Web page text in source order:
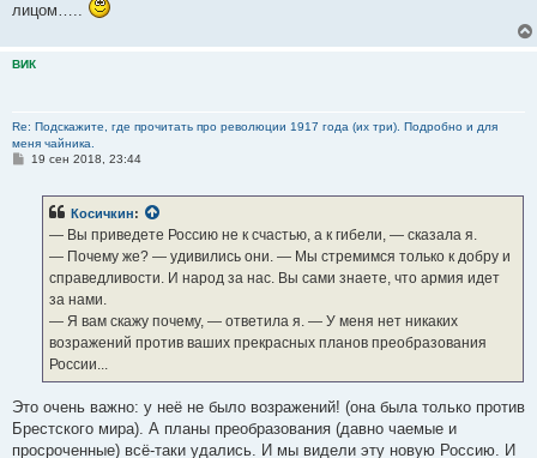
лицом…..
ВИК
Re: Подскажите, где прочитать про революции 1917 года (их три). Подробно и для
меня чайника.
С19 сен 2018, 23:44
Косичкин:
— Вы приведете Россию не к счастью, а к гибели, — сказала я.
— Почему же? — удивились они. — Мы стремимся только к добру и
справедливости. И народ за нас. Вы сами знаете, что армия идет
за нами.
— Я вам скажу почему, — ответила я. — У меня нет никаких
возражений против ваших прекрасных планов преобразования
России...
Это очень важно: у неё не было возражений! (она была только против
Брестского мира). А планы преобразования (давно чаемые и
просроченные) всё-таки удались. И мы видели эту новую Россию. И